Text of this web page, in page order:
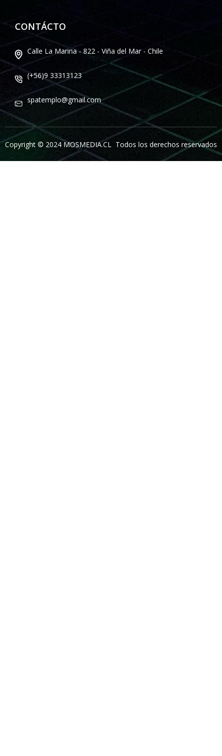
CONTÁCTO
Calle La Marina - 822 - Viña del Mar - Chile
(+56)9 33313123
spatemplo@gmail.com
Copyright © 2024 MOSMEDIA.CL Todos los derechos reservados